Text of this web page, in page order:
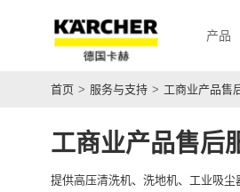
产品
首页 > 服务与支持 > 工商业产品售
工商业产品售后
提供高压清洗机、洗地机、工业吸